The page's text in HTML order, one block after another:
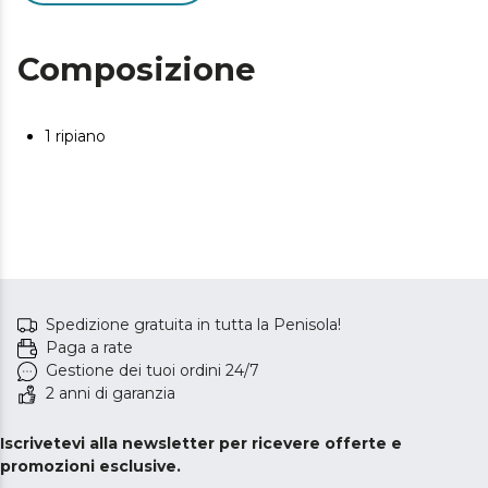
Composizione
1 ripiano
Spedizione gratuita in tutta la Penisola!
Paga a rate
Gestione dei tuoi ordini 24/7
2 anni di garanzia
Iscrivetevi alla newsletter per ricevere offerte e
promozioni esclusive.